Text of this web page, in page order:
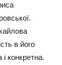
в його
і конкретна.